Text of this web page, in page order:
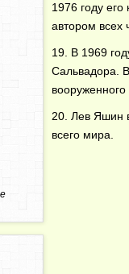
1976 году
автором всех
19. В 1969
Сальвадора.
20. Лев Яшин
всего мира.